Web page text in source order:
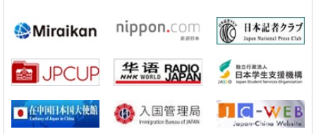
政策
日本科研费增设国际共同研究强化新类别，促进青年研究人员赴海外开
展研究
经济・社会
铁道综研新任理事长芦谷公稔：依托超导和防灾等核心优势服务社会
科学研究
东京大学通过叶绿体基因组编辑技术强化碳固定酶，成功提高光合作用